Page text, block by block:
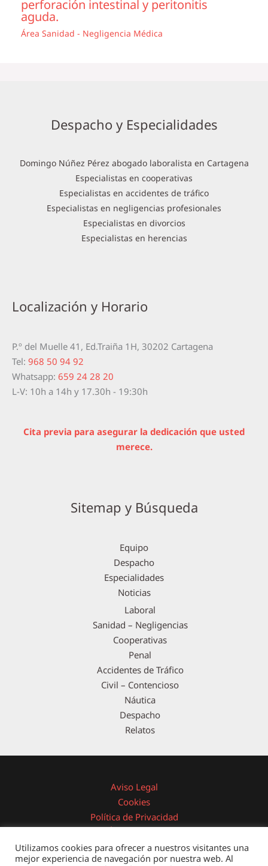
perforación intestinal y peritonitis
aguda.
Área Sanidad - Negligencia Médica
Despacho y Especialidades
Domingo Núñez Pérez abogado laboralista en Cartagena
Especialistas en cooperativas
Especialistas en accidentes de tráfico
Especialistas en negligencias profesionales
Especialistas en divorcios
Especialistas en herencias
Localización y Horario
P.º del Muelle 41, Ed.Traiña 1H, 30202 Cartagena
Tel: 968 50 94 92
Whatsapp: 659 24 28 20
L-V: 10h a 14h y 17.30h - 19:30h
Cita previa para asegurar la dedicación que usted
merece.
Sitemap y Búsqueda
Equipo
Despacho
Especialidades
Noticias
Laboral
Sanidad – Negligencias
Cooperativas
Penal
Accidentes de Tráfico
Civil – Contencioso
Náutica
Despacho
Relatos
Aviso Legal
Cookies
Política de Privacidad
Utilizamos cookies para ofrecer a nuestros visitantes una
mejor experiencia de navegación por nuestra web. Al